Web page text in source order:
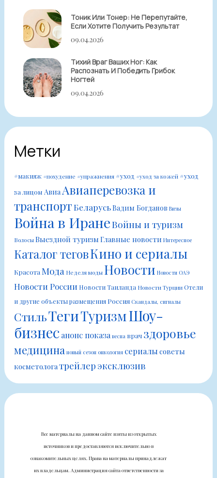
Тоник Или Тонер: Не Перепутайте,
Если Хотите Получить Результат
09.04.2026
Тихий Враг Ваших Ног: Как
Распознать И Победить Грибок
Ногтей
09.04.2026
Метки
#макияж #похудение #упражнения #уход #уход за кожей #уход
за лицом Авиа Авиаперевозка и
транспортБеларусьВадим Богданов Визы
Война в ИранеВойны и туризм
ВолосыВыездной туризмГлавные новости Интересное
Каталог теговКино и сериалы
Красота Мода Неделя моды Новости Новости ОАЭ
Новости России Новости Таиланда Новости ТурцииОтели
и другие объекты размещенияРоссия Скандалы, сигналы
СтильТегиТуризмШоу-
бизнес анонс показа весна врач здоровье
медицина новый сезон онкология сериалы советы
косметологатрейлер эксклюзив
Все материалы на данном сайте взяты из открытых
источников и предоставляются исключительно в
ознакомительных целях. Права на материалы принадлежат
их владельцам. Администрация сайта ответственности за